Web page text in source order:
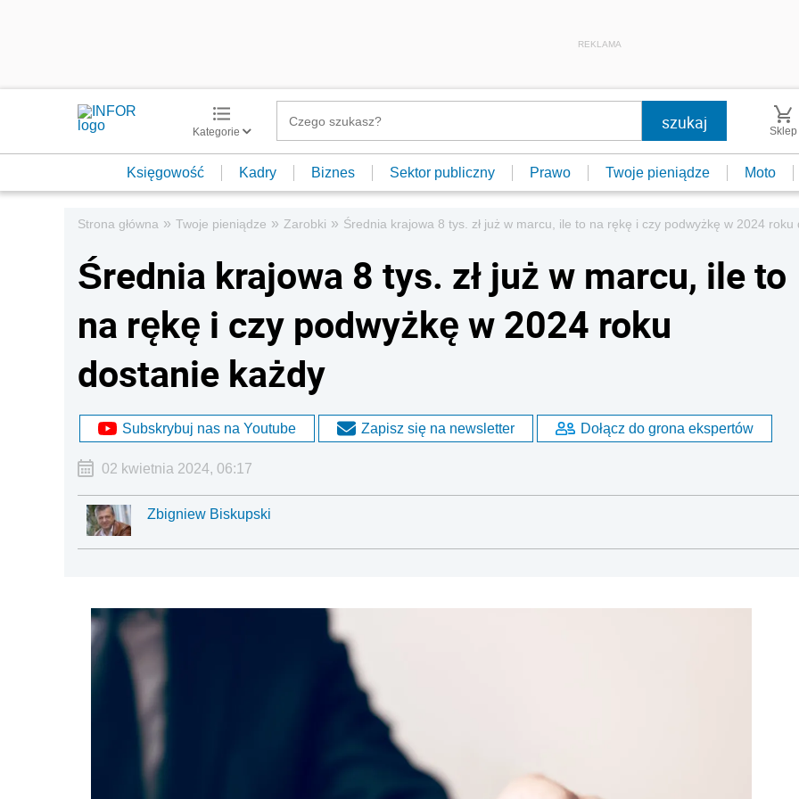
REKLAMA
Kategorie Sklep
Księgowość Kadry Biznes Sektor publiczny Prawo Twoje pieniądze Moto
Strona główna » Twoje pieniądze » Zarobki » Średnia krajowa 8 tys. zł już w marcu, ile to na rękę i czy podwyżkę w 2024 roku
Średnia krajowa 8 tys. zł już w marcu, ile to
na rękę i czy podwyżkę w 2024 roku
dostanie każdy
Subskrybuj nas na Youtube Zapisz się na newsletter Dołącz do grona ekspertów
02 kwietnia 2024, 06:17
Zbigniew Biskupski